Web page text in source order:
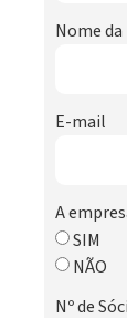
Nome
E-mail
A
SIM
NÃO
Nº de